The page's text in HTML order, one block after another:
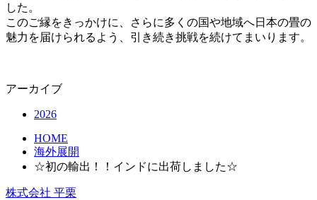
した。
このご縁をきっかけに、さらに多くの国や地域へ日本の畳の
魅力を届けられるよう、引き続き挑戦を続けてまいります。
アーカイブ
2026
HOME
海外展開
☆初の輸出！！インドに出荷しました☆
株式会社 平栗